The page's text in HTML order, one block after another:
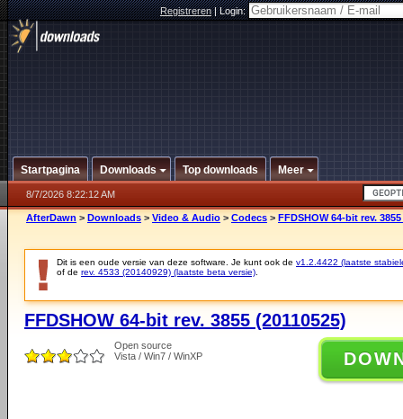
Registreren|Login:
Startpagina Downloads Top downloads Meer
8/7/2026 8:22:12 AM
AfterDawn > Downloads > Video & Audio > Codecs > FFDSHOW 64-bit rev. 3855
Dit is een oude versie van deze software. Je kunt ook de v1.2.4422 (laatste
of de rev. 4533 (20140929) (laatste beta versie)
FFDSHOW 64-bit rev. 3855 (20110525)
Open source
Vista / Win7 / WinXP